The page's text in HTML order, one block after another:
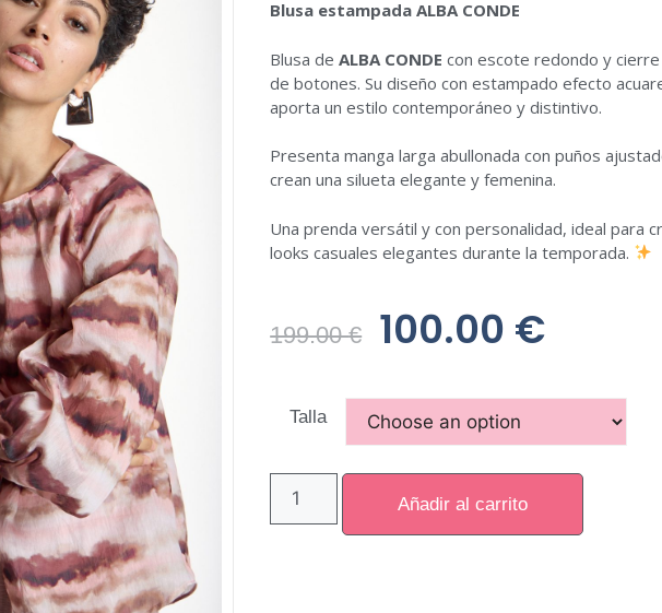
Blusa estampadaALBA CONDE
Blusa deALBA CONDE conescoteredondoy
debotones.Sudiseñoconestampadoefecto
aportaunestilocontemporáneoydistintivo.
Presentamangalargaabullonadaconpuños
creanuna siluetaeleganteyfemenina.
Unaprendaversátilyconpersonalidad,idealpara
lookscasualeselegantesdurantelatemporada.
199.00€ 100.00 €
Talla
Añadir al carrito